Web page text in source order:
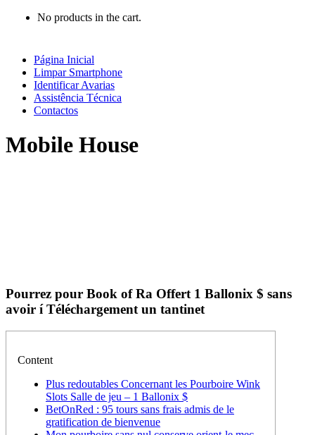
No products in the cart.
Página Inicial
Limpar Smartphone
Identificar Avarias
Assistência Técnica
Contactos
Mobile House
Pourrez pour Book of Ra Offert 1 Ballonix $ sans
avoir í Téléchargement un tantinet
Content
Plus redoutables Concernant les Pourboire Wink
Slots Salle de jeu – 1 Ballonix $
BetOnRed : 95 tours sans frais admis de le
gratification de bienvenue